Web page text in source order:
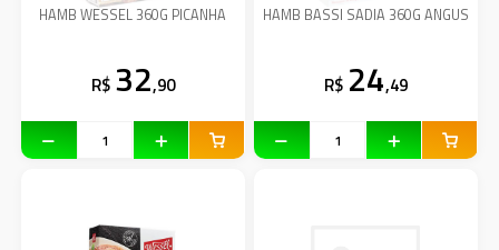
HAMB WESSEL 360G PICANHA
R$ 32,90
HAMB BASSI SADIA 360G ANGUS
R$ 24,49